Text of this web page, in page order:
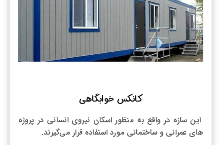
کانکس خوابگاهی
این سازه در واقع به منظور اسکان نیروی انسانی در پروژه‌
های عمرانی و ساختمانی مورد استفاده قرار می‌گیرند.